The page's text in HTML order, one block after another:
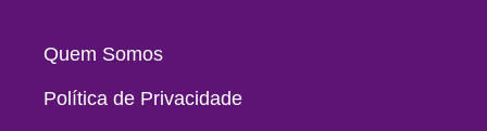
Quem Somos
Política de Privacidade